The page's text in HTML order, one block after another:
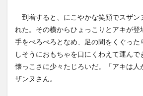
到着すると、にこやかな笑顔でスザン
れた。その横からひょっこりとアキが登
手をぺろぺろとなめ、足の間をくぐった
しそうにおもちゃを口にくわえて運ん
懐っこさに少々たじろいだ。「アキは人
ザンヌさん。